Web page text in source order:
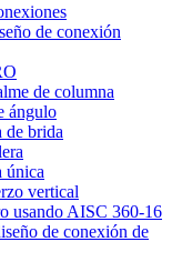
de conexión
de columna
ángulo
de brida
única
vertical
usando AISC 360-16
de conexión de